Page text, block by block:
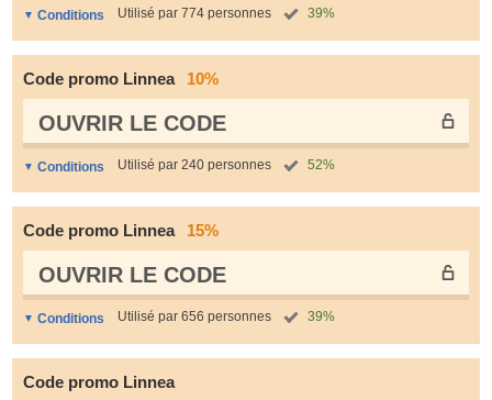
Conditions Utilisé par 774 personnes 39%
Code promo Linnea 10%
OUVRIR LE СODE
Conditions Utilisé par 240 personnes 52%
Code promo Linnea 15%
OUVRIR LE СODE
Conditions Utilisé par 656 personnes 39%
Code promo Linnea